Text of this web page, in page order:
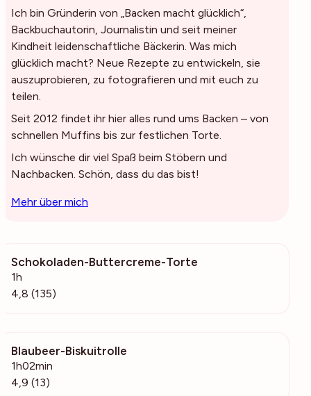
Ich bin Gründerin von „Backen macht glücklich“,
Backbuchautorin, Journalistin und seit meiner
Kindheit leidenschaftliche Bäckerin. Was mich
glücklich macht? Neue Rezepte zu entwickeln, sie
auszuprobieren, zu fotografieren und mit euch zu
teilen.
Seit 2012 findet ihr hier alles rund ums Backen – von
schnellen Muffins bis zur festlichen Torte.
Ich wünsche dir viel Spaß beim Stöbern und
Nachbacken. Schön, dass du das bist!
Mehr über mich
Schokoladen-Buttercreme-Torte
1h
4,8 (135)
Blaubeer-Biskuitrolle
1h02min
4,9 (13)